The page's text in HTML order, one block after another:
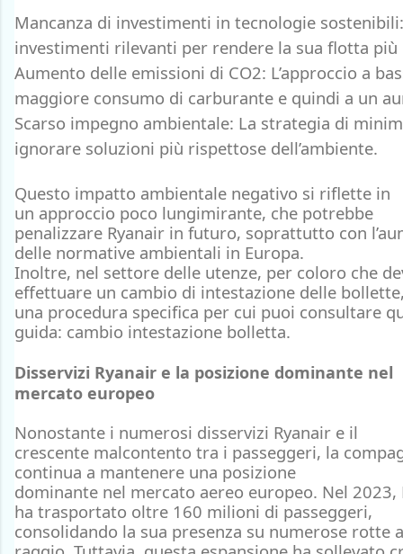
Mancanza di investimenti in tecnologie sostenibili
investimenti rilevanti per rendere la sua flotta più
Aumento delle emissioni di CO2: L’approccio a
maggiore consumo di carburante e quindi a un
Scarso impegno ambientale: La strategia di
ignorare soluzioni più rispettose dell’ambiente.
Questo impatto ambientale negativo si riflette in
un approccio poco lungimirante, che potrebbe
penalizzare Ryanair in futuro, soprattutto con
delle normative ambientali in Europa.
Inoltre, nel settore delle utenze, per coloro che
effettuare un cambio di intestazione delle
una procedura specifica per cui puoi consultare
guida: cambio intestazione bolletta.
Disservizi Ryanair e la posizione dominante nel
mercato europeo
Nonostante i numerosi disservizi Ryanair e il
crescente malcontento tra i passeggeri, la
continua a mantenere una posizione
dominante nel mercato aereo europeo. Nel 2023,
ha trasportato oltre 160 milioni di passeggeri,
consolidando la sua presenza su numerose rotte